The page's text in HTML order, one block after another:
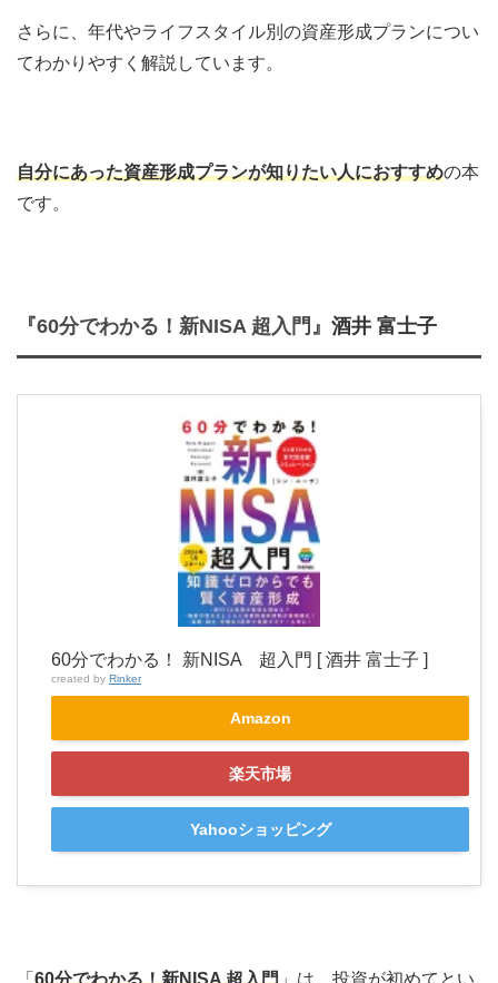
さらに、年代やライフスタイル別の資産形成プランについ
てわかりやすく解説しています。
自分にあった資産形成プランが知りたい人におすすめの本
です。
『60分でわかる！新NISA 超入門』 酒井 富士子
60分でわかる！ 新NISA 超入門 [ 酒井 富士子 ]
created by Rinker
Amazon
楽天市場
Yahooショッピング
「 60分でわかる！新NISA 超入門 」は、投資が初めてとい